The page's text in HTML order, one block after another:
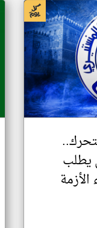
يطلب
الأزمة